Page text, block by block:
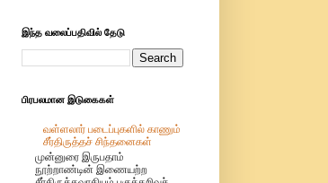
இந்த வலைப்பதிவில் தேடு
பிரபலமான இடுகைகள்
வள்ளலார் படைப்புகளில் காணும்
சீர்திருத்தச் சிந்தனைகள்
முன்னுரை இருபதாம்
நூற்றாண்டின் இணையற்ற